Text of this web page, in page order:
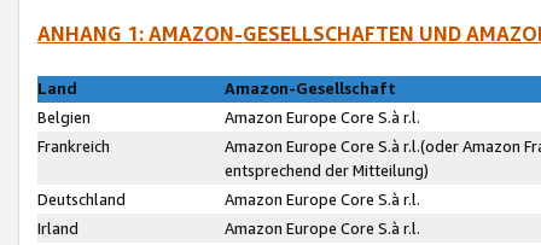
ANHANG 1: AMAZON-GESELLSCHAFTEN UND
Land
Amazon-Gesellschaft
Belgien
Amazon Europe Core S.à r.l.
Frankreich
Amazon Europe Core S.à r.l.(oder Amazon
entsprechend der Mitteilung)
Deutschland
Amazon Europe Core S.à r.l.
Irland
Amazon Europe Core S.à r.l.